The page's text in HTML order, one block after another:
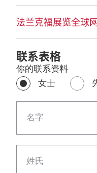
法兰克福展览全球
联系表格
你的联系资料
女士
名字
姓氏